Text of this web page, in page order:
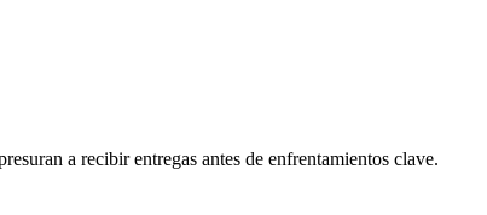
a recibir entregas antes de enfrentamientos clave.